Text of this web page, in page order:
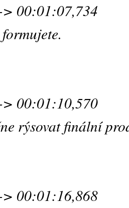
00:01:07,734
00:01:10,570
rýsovat finální
00:01:16,868